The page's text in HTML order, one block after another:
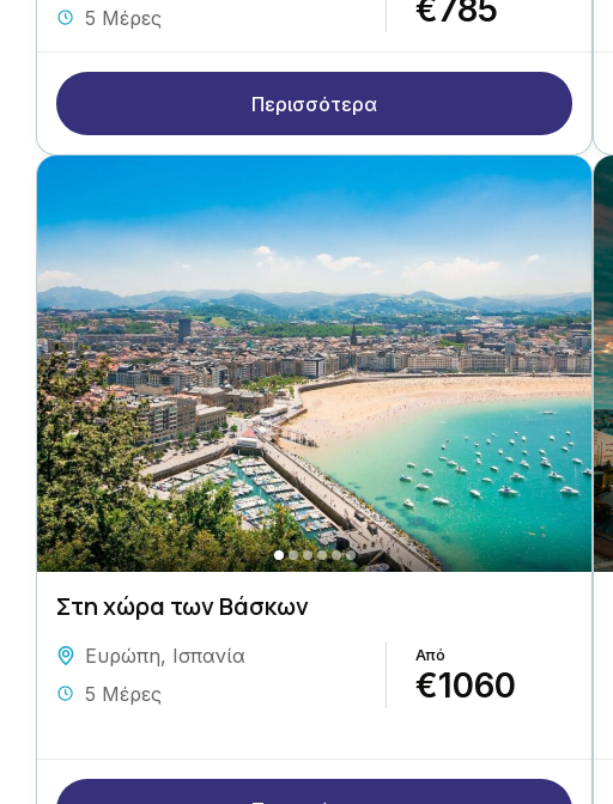
5 Μέρες
€785
Περισσότερα
Στη χώρα των Βάσκων
Ευρώπη, Ισπανία
5 Μέρες
€1060